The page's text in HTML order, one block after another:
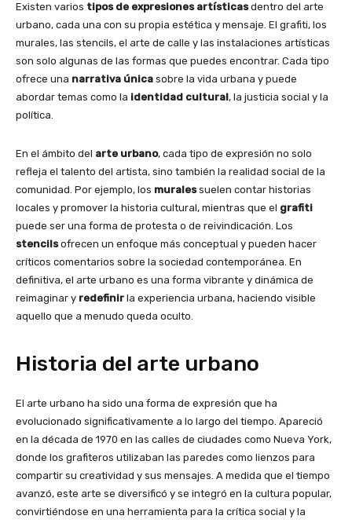
Existen varios tipos de expresiones artísticasdentro del arte
urbano, cada una con su propia estética y mensaje. El grafiti, los
murales, las stencils, el arte de calle y las instalaciones artísticas
son solo algunas de las formas que puedes encontrar. Cada tipo
ofrece una narrativa única sobre la vida urbana y puede
abordar temas como la identidad cultural, la justicia social y la
política.
En el ámbito del arte urbano, cada tipo de expresión no solo
refleja el talento del artista, sino también la realidad social de la
comunidad. Por ejemplo, los muralessuelen contar historias
locales y promover la historia cultural, mientras que el grafiti
puede ser una forma de protesta o de reivindicación. Los
stencilsofrecen un enfoque más conceptual y pueden hacer
críticos comentarios sobre la sociedad contemporánea. En
definitiva, el arte urbano es una forma vibrante y dinámica de
reimaginar y redefinir la experiencia urbana, haciendo visible
aquello que a menudo queda oculto.
Historia del arte urbano
El arte urbano ha sido una forma de expresión que ha
evolucionado significativamente a lo largo del tiempo. Apareció
en la década de 1970 en las calles de ciudades como Nueva York,
donde los grafiteros utilizaban las paredes como lienzos para
compartir su creatividad y sus mensajes. A medida que el tiempo
avanzó, este arte se diversificó y se integró en la cultura popular,
convirtiéndose en una herramienta para la crítica social y la